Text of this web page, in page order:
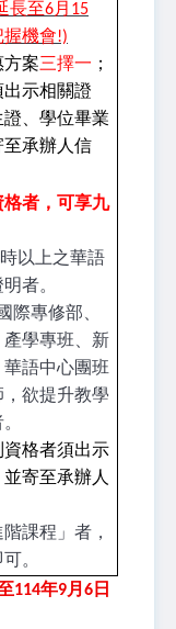
長至6月15
握機會!)
案三擇一 ；
示相關證
、學位畢業
承辦人信
格者，可享九
以上之華語
者。
際專修部、
產學專班、新
華語中心團班
欲提升教學
資格者須出示
寄至承辦人
課程」者，
。
114年9月6日